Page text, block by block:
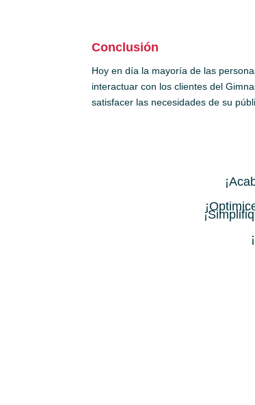
Conclusión
Hoy en día la mayoría de las
interactuar con los clientes del
satisfacer las necesidades de su